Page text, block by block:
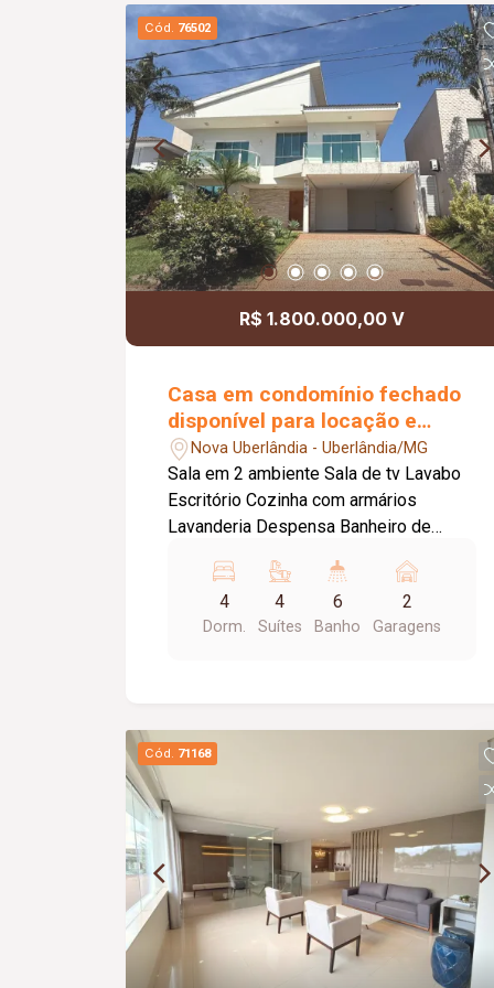
gourmet com churrasqueira, cervejeira,
tv, mesa, 06 cadeiras, 01 sofá, 02
poltronas, 01 banheiro e piscina
aquecida, cozinha toda planejada com
armários, Coocktop, coifa, geladeira,
forno e microondas, área de lavanderia
com armários, máquina de lavar, 01
banheiro, 01 despensa, 02 vagas de
garagem.
Cód. 76502
R$ 1.800.000,00 V
Casa em condomínio fechado
disponível para locação e
venda
Nova Uberlândia - Uberlândia/MG
Sala em 2 ambiente Sala de tv Lavabo
Escritório Cozinha com armários
Lavanderia Despensa Banheiro de
churrasqueira Piscina Piso superior
com 4 quartos suítes sendo a suíte
principal com banheira Garagem para 2
4
Dorm.
4
Suítes
6
Banho
2
Garagens
Cód. 71168